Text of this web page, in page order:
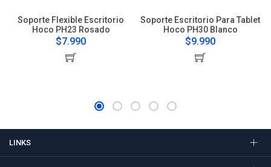
Soporte Flexible Escritorio
Hoco PH23 Rosado
$7.990
Soporte Escritorio Para Tablet
Hoco PH30 Blanco
$9.990
LINKS